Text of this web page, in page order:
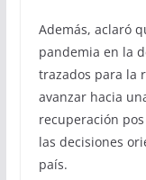
Además, aclaró
pandemia en la
trazados para la
avanzar hacia
recuperación
las decisiones
país.